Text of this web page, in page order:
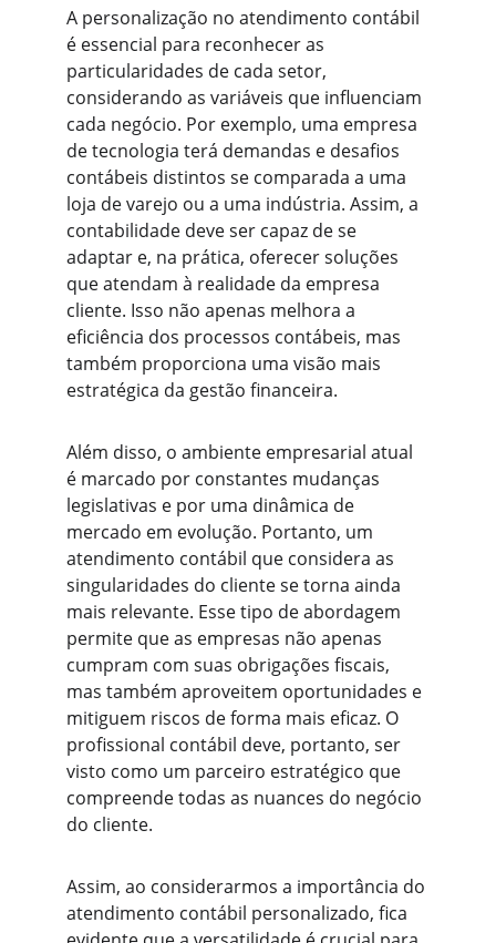
A personalização no atendimento contábil
é essencial para reconhecer as
particularidades de cada setor,
considerando as variáveis que influenciam
cada negócio. Por exemplo, uma empresa
de tecnologia terá demandas e desafios
contábeis distintos se comparada a uma
loja de varejo ou a uma indústria. Assim, a
contabilidade deve ser capaz de se
adaptar e, na prática, oferecer soluções
que atendam à realidade da empresa
cliente. Isso não apenas melhora a
eficiência dos processos contábeis, mas
também proporciona uma visão mais
estratégica da gestão financeira.
Além disso, o ambiente empresarial atual
é marcado por constantes mudanças
legislativas e por uma dinâmica de
mercado em evolução. Portanto, um
atendimento contábil que considera as
singularidades do cliente se torna ainda
mais relevante. Esse tipo de abordagem
permite que as empresas não apenas
cumpram com suas obrigações fiscais,
mas também aproveitem oportunidades e
mitiguem riscos de forma mais eficaz. O
profissional contábil deve, portanto, ser
visto como um parceiro estratégico que
compreende todas as nuances do negócio
do cliente.
Assim, ao considerarmos a importância do
atendimento contábil personalizado, fica